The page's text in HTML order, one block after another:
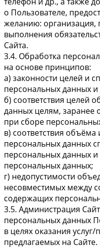
о Пользователе,
желанию: организация,
выполнения
Сайта.
3.4. Обработка
на основе принципов:
а) законности целей и
персональных данных и
б) соответствия целей
данных целям,
при сборе
в) соответствия
персональных данных
персональных данных
персональных данных;
г) недопустимости
несовместимых между
содержащих
3.5. Администрация
персональных данных
в целях оказания
предлагаемых на Сайте.